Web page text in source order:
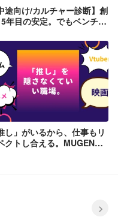
途向け/カルチャー診断】創
年目の安定。でもベンチャ
いる人のスタンスとは？
し」がいるから、仕事もリ
クトし合える。MUGENUP